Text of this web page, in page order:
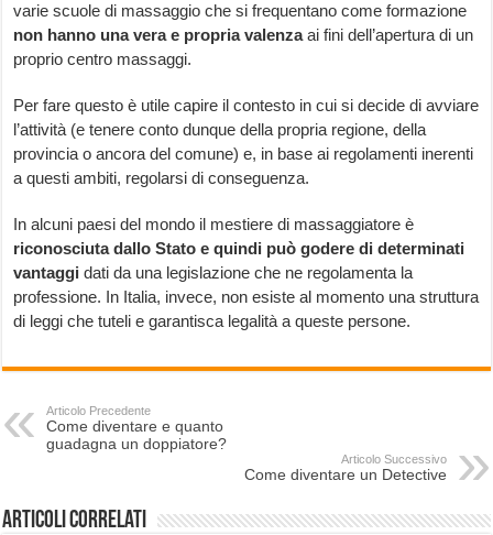
varie scuole di massaggio che si frequentano come formazione
non hanno una vera e propria valenzaai fini dell’apertura di un
proprio centro massaggi.
Per fare questo è utile capire il contesto in cui si decide di avviare
l’attività (e tenere conto dunque della propria regione, della
provincia o ancora del comune) e, in base ai regolamenti inerenti
a questi ambiti, regolarsi di conseguenza.
In alcuni paesi del mondo il mestiere di massaggiatore è
riconosciuta dallo Stato e quindi può godere di determinati
vantaggi dati da una legislazione che ne regolamenta la
professione. In Italia, invece, non esiste al momento una struttura
di leggi che tuteli e garantisca legalità a queste persone.
Articolo Precedente
Come diventare e quanto
guadagna un doppiatore?
Articolo Successivo
Come diventare un Detective
Articoli correlati